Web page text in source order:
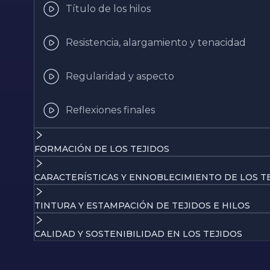
Título de los hilos
Resistencia, alargamiento y tenacidad
Regularidad y aspecto
Reflexiones finales
FORMACIÓN DE LOS TEJIDOS
CARACTERÍSTICAS Y ENNOBLECIMIENTO DE LOS
TINTURA Y ESTAMPACIÓN DE TEJIDOS E HILOS
CALIDAD Y SOSTENIBILIDAD EN LOS TEJIDOS